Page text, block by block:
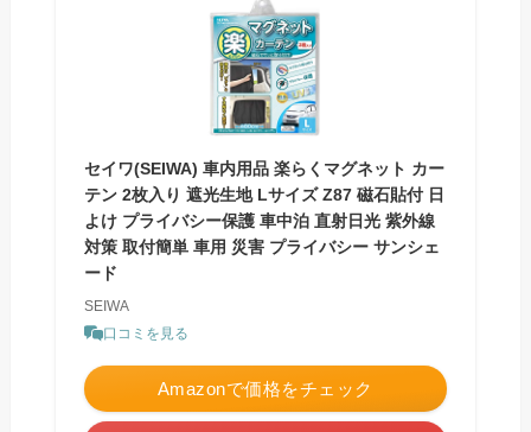
セイワ(SEIWA) 車内用品 楽らくマグネット カー
テン 2枚入り 遮光生地 Lサイズ Z87 磁石貼付 日
よけ プライバシー保護 車中泊 直射日光 紫外線
対策 取付簡単 車用 災害 プライバシー サンシェ
ード
SEIWA
口コミを見る
Amazonで価格をチェック